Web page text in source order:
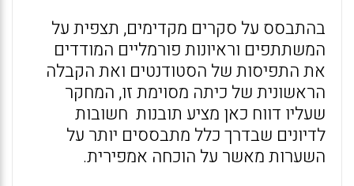
בהתבסס על סקרים מקדימים, תצפית על
המשתתפים וראיונות פורמליים המודדים
את התפיסות של הסטודנטים ואת הקבלה
הראשונית של כיתה מסוימת זו, המחקר
שעליו דווח כאן מציע תובנות חשובות
לדיונים שבדרך כלל מתבססים יותר על
השערות מאשר על הוכחה אמפירית.